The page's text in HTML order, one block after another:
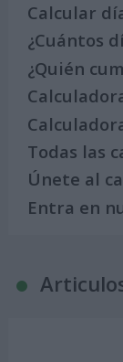
Calcular
¿Cuántos
¿Quién
Todas las
Únete al
Entra en